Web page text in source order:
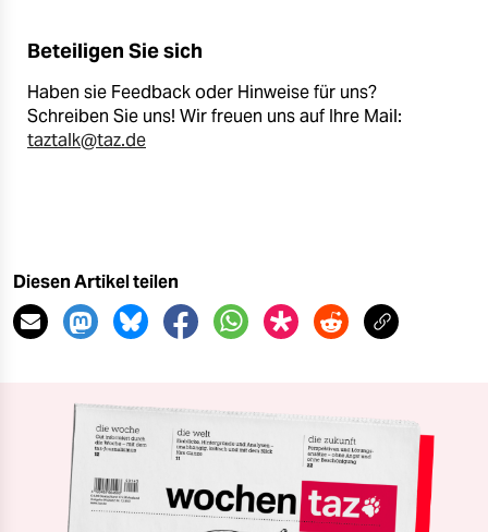
Beteiligen Sie sich
Haben sie Feedback oder Hinweise für uns?
Schreiben Sie uns! Wir freuen uns auf Ihre Mail:
taztalk@taz.de
Diesen Artikel teilen